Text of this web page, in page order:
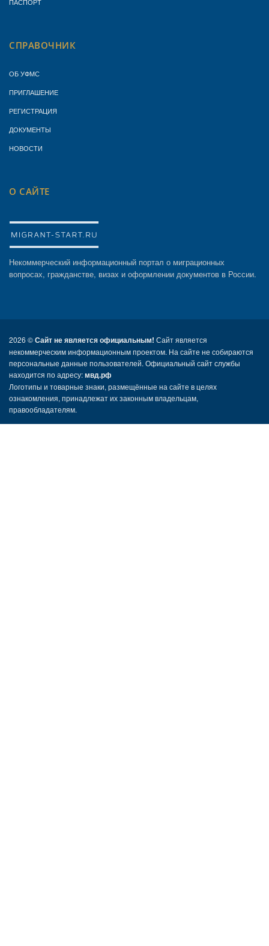
СПРАВОЧНИК
ОБ УФМС
ПРИГЛАШЕНИЕ
РЕГИСТРАЦИЯ
ДОКУМЕНТЫ
НОВОСТИ
О САЙТЕ
Некоммерческий информационный портал о миграционных
вопросах, гражданстве, визах и оформлении документов в России.
2026 ©Сайт не является официальным! Сайт является
некоммерческим информационным проектом. На сайте не собираются
персональные данные пользователей. Официальный сайт службы
находится по адресу:мвд.рф
Логотипы и товарные знаки, размещённые на сайте в целях
ознакомления, принадлежат их законным владельцам,
правообладателям.